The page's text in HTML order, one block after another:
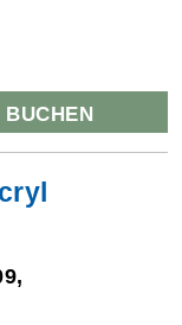
BUCHEN